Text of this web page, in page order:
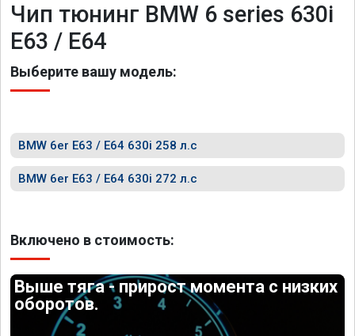
Чип тюнинг BMW 6 series 630i
E63 / E64
Выберите вашу модель:
BMW 6er E63 / E64 630i 258 л.с
BMW 6er E63 / E64 630i 272 л.с
Включено в стоимость:
Выше тяга - прирост момента с низких
оборотов.